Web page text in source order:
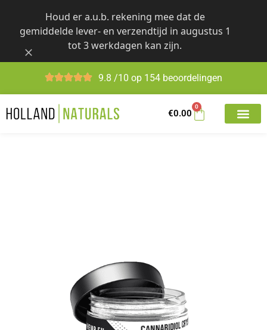
content
Houd er a.u.b. rekening mee dat de
gemiddelde lever- en verzendtijd in augustus 1
tot 3 werkdagen kan zijn.
9.8 /10 op 154 beoordelingen
€0.00
0